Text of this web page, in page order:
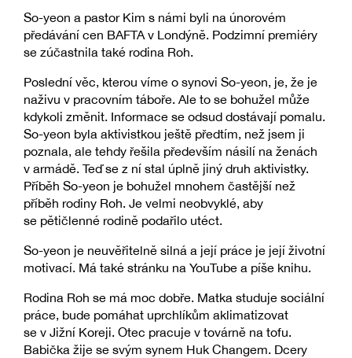
So-yeon a pastor Kim s námi byli na únorovém
předávání cen BAFTA v Londýně. Podzimní premiéry
se zúčastnila také rodina Roh.
Poslední věc, kterou víme o synovi So-yeon, je, že je
naživu v pracovním táboře. Ale to se bohužel může
kdykoli změnit. Informace se odsud dostávají pomalu.
So-yeon byla aktivistkou ještě předtím, než jsem ji
poznala, ale tehdy řešila především násilí na ženách
v armádě. Teď se z ní stal úplně jiný druh aktivistky.
Příběh So-yeon je bohužel mnohem častější než
příběh rodiny Roh. Je velmi neobvyklé, aby
se pětičlenné rodině podařilo utéct.
So-yeon je neuvěřitelně silná a její práce je její životní
motivací. Má také stránku na YouTube a píše knihu.
Rodina Roh se má moc dobře. Matka studuje sociální
práce, bude pomáhat uprchlíkům aklimatizovat
se v Jižní Koreji. Otec pracuje v továrně na tofu.
Babička žije se svým synem Huk Changem. Dcery